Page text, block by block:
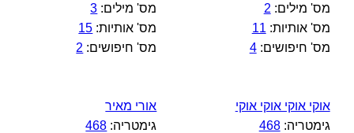
מס' מילים: 2
מס' אותיות: 11
מס' חיפושים:4
מס' מילים: 3
מס' אותיות: 15
מס' חיפושים: 2
אוקי אוקי אוקי אוקי
גימטריה:468
אורי מאיר
גימטריה: 468